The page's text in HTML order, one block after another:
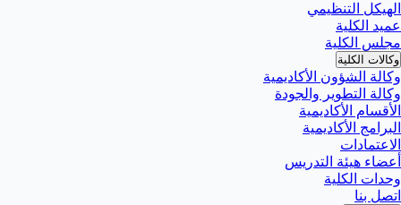
الهيكل التنظيمي
عميد الكلية
مجلس الكلية
وكالات الكلية
وكالة الشؤون الأكاديمية
وكالة التطوير والجودة
الأقسام الأكاديمية
البرامج الأكاديمية
الاعتمادات
أعضاء هيئة التدريس
وحدات الكلية
اتصل بنا